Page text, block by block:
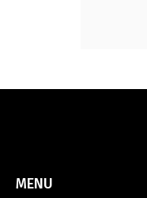
MENU